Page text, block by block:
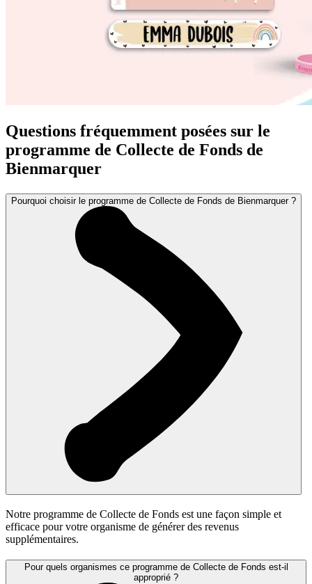
Questions fréquemment posées sur le
programme de Collecte de Fonds de
Bienmarquer
Pourquoi choisir le programme de Collecte de Fonds de Bienmarquer ?
Notre programme de Collecte de Fonds est une façon simple et
efficace pour votre organisme de générer des revenus
supplémentaires.
Pour quels organismes ce programme de Collecte de Fonds est-il
approprié ?